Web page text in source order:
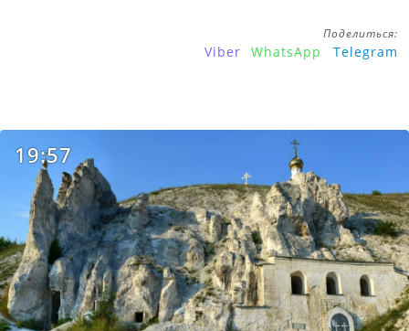
Поделиться:
Viber WhatsApp Telegram
19:57